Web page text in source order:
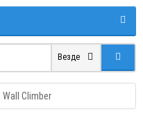
Везде
Climber